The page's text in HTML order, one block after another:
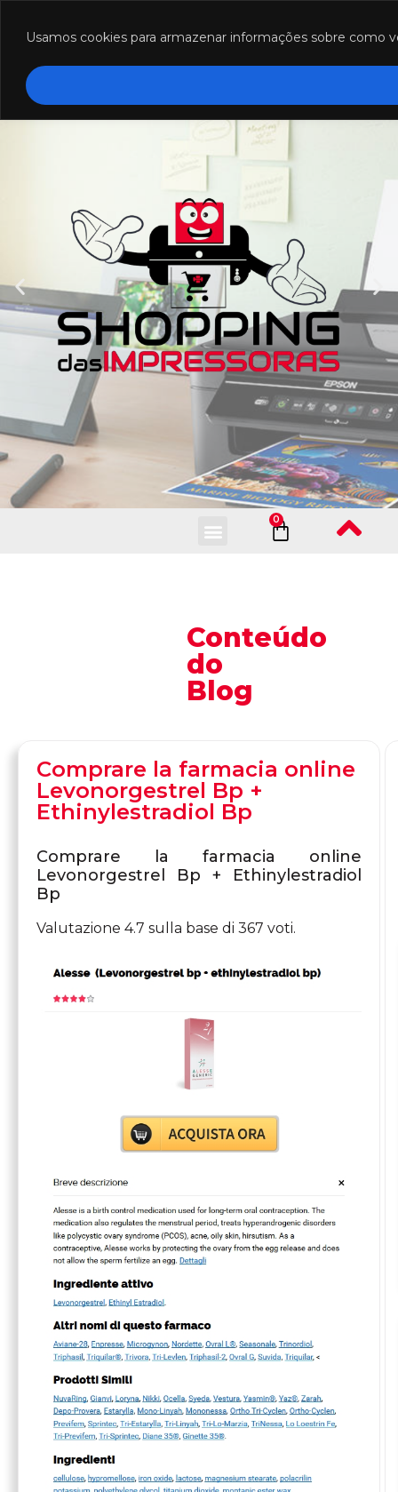
Usamos cookies para armazenar informações sobre como
Conteúdo
do
Blog
Comprare la farmacia online
Levonorgestrel Bp +
Ethinylestradiol Bp
Comprare la farmacia online
Levonorgestrel Bp + Ethinylestradiol
Bp
Valutazione 4.7 sulla base di 367 voti.